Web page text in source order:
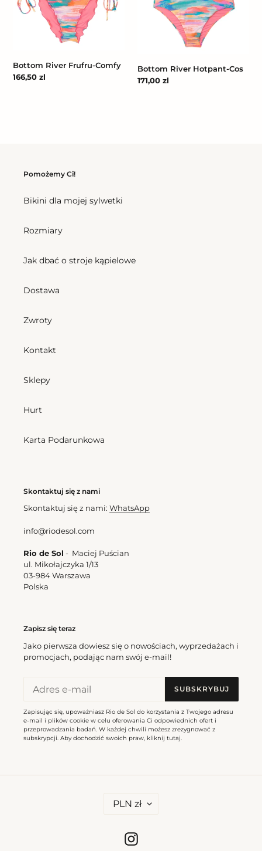
Frufru-
Bottom River Frufru-Comfy
Cena
166,50 zl
Hotpant-
Bottom River Hotpant-Cos
Cena
171,00 zl
Pomożemy Ci!
Bikini dla mojej sylwetki
Rozmiary
Jak dbać o stroje kąpielowe
Dostawa
Zwroty
Kontakt
Sklepy
Hurt
Karta Podarunkowa
Skontaktuj się z nami
Skontaktuj się z nami: WhatsApp
info@riodesol.com
Rio de Sol - Maciej Puścian
ul. Mikołajczyka 1/13
03-984 Warszawa
Polska
Zapisz się teraz
Jako pierwsza dowiesz się o nowościach, wyprzedażach i
promocjach, podając nam swój e-mail!
SUBSKRYBUJ
Zapisując się, upoważniasz Rio de Sol do korzystania z Twojego adresu
e-mail i plików cookie w celu oferowania Ci odpowiednich ofert i
przeprowadzania badań. W każdej chwili możesz zrezygnować z
subskrypcji. Aby dochodzić swoich praw, kliknij tutaj.
PLN zł
Instagram